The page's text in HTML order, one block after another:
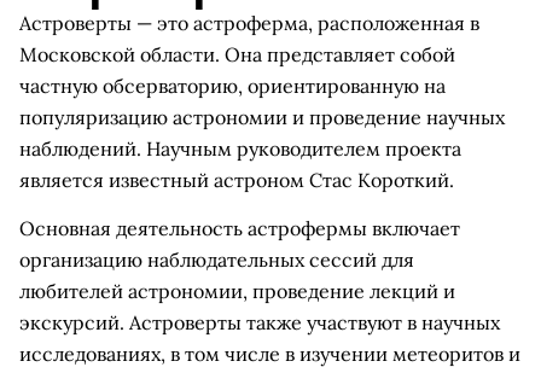
Астроверты — это астроферма, расположенная в
Московской области. Она представляет собой
частную обсерваторию, ориентированную на
популяризацию астрономии и проведение научных
наблюдений. Научным руководителем проекта
является известный астроном Стас Короткий.
Основная деятельность астрофермы включает
организацию наблюдательных сессий для
любителей астрономии, проведение лекций и
экскурсий. Астроверты также участвуют в научных
исследованиях, в том числе в изучении метеоритов и